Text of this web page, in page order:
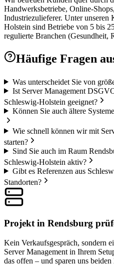
Handwerksbetriebe, Online-
Industriezulieferer. Unter unseren
Holstein sind Betriebe von 5 bis
regulierte Branchen (Gesundheit,
Häufige Fragen
Was unterscheidet Sie von
Ist Server Management
Schleswig-Holstein geeignet?
Können Sie auch ältere
Wie schnell können wir mit
starten?
Sind Sie auch im Raum
Schleswig-Holstein aktiv?
Gibt es Referenzen aus
Standorten?
Projekt in Rendsburg
Kein Verkaufsgespräch, sondern
Server Management in Ihrem
das offen – und sparen uns beiden